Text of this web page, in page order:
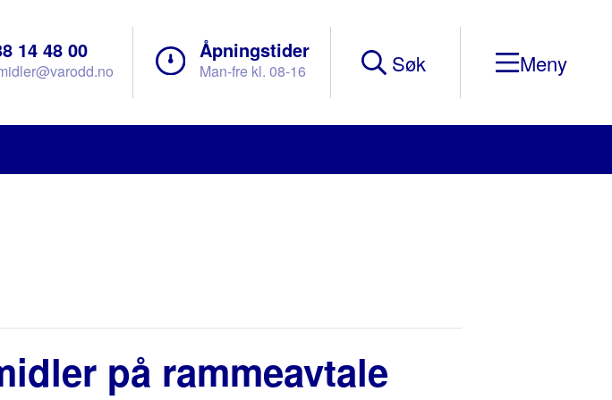
14 48 00 Åpningstider
Man-fre kl. 08-16 Søk
Mobile
på rammeavtale